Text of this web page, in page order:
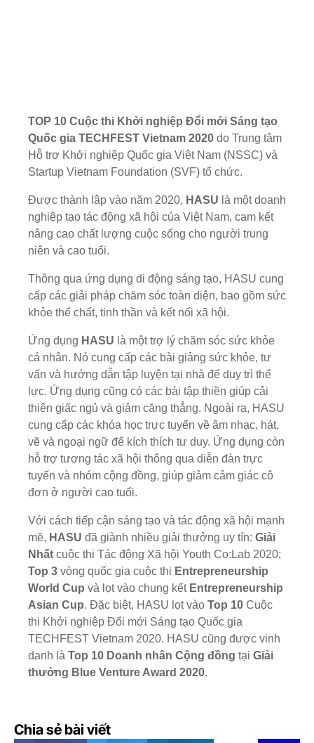
TOP 10 Cuộc thi Khởi nghiệp Đổi mới Sáng tạo
Quốc gia TECHFEST Vietnam 2020 do Trung tâm
Hỗ trợ Khởi nghiệp Quốc gia Việt Nam (NSSC) và
Startup Vietnam Foundation (SVF) tổ chức.
Được thành lập vào năm 2020, HASU là một doanh
nghiệp tạo tác động xã hội của Việt Nam, cam kết
nâng cao chất lượng cuộc sống cho người trung
niên và cao tuổi.
Thông qua ứng dụng di động sáng tạo, HASU cung
cấp các giải pháp chăm sóc toàn diện, bao gồm sức
khỏe thể chất, tinh thần và kết nối xã hội.
Ứng dụng HASU là một trợ lý chăm sóc sức khỏe
cá nhân. Nó cung cấp các bài giảng sức khỏe, tư
vấn và hướng dẫn tập luyện tại nhà để duy trì thể
lực. Ứng dụng cũng có các bài tập thiền giúp cải
thiện giấc ngủ và giảm căng thẳng. Ngoài ra, HASU
cung cấp các khóa học trực tuyến về âm nhạc, hát,
vẽ và ngoại ngữ để kích thích tư duy. Ứng dụng còn
hỗ trợ tương tác xã hội thông qua diễn đàn trực
tuyến và nhóm cộng đồng, giúp giảm cảm giác cô
đơn ở người cao tuổi.
Với cách tiếp cận sáng tạo và tác động xã hội mạnh
mẽ, HASU đã giành nhiều giải thưởng uy tín: Giải
Nhất cuộc thi Tác động Xã hội Youth Co:Lab 2020;
Top 3 vòng quốc gia cuộc thi Entrepreneurship
World Cup và lọt vào chung kết Entrepreneurship
Asian Cup. Đặc biệt, HASU lọt vào Top 10 Cuộc
thi Khởi nghiệp Đổi mới Sáng tạo Quốc gia
TECHFEST Vietnam 2020. HASU cũng được vinh
danh là Top 10 Doanh nhân Cộng đồng tại Giải
thưởng Blue Venture Award 2020.
Chia sẻ bài viết